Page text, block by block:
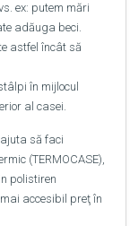
ex: putem mări
adăuga beci.
astfel încât să
în mijlocul
al casei.
ajuta să faci
(TERMOCASE),
polistiren
accesibil preţ în